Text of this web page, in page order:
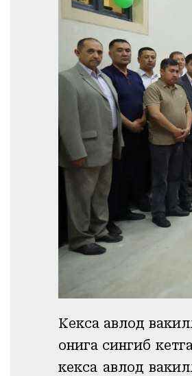
Кекса авлод
қонига сингиб
кекса авлод